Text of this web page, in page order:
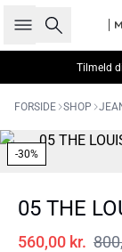
Søg
Tilmeld
FORSIDE SHOP
-30%
05 THE
560,00 kr.